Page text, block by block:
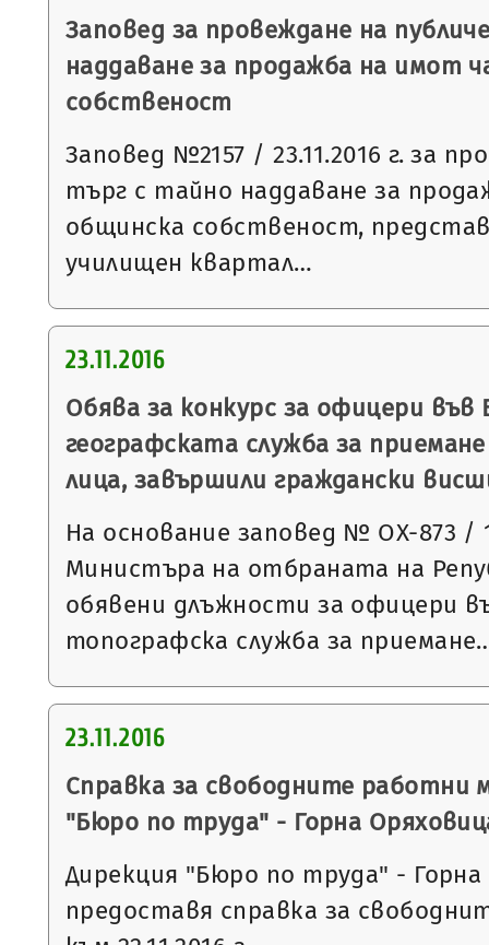
Заповед за провеждане на
наддаване за продажба на имот
собственост
Заповед №2157 / 23.11.2016 г. за
търг с тайно наддаване за
общинска собственост,
училищен квартал…
23.11.2016
Обява за конкурс за офицери във
географската служба за
лица, завършили граждански
На основание заповед № ОХ-873 /
Министъра на отбраната на
обявени длъжности за офицери
топографска служба за
23.11.2016
Справка за свободните работни
"Бюро по труда" - Горна
Дирекция "Бюро по труда" -
предоставя справка за